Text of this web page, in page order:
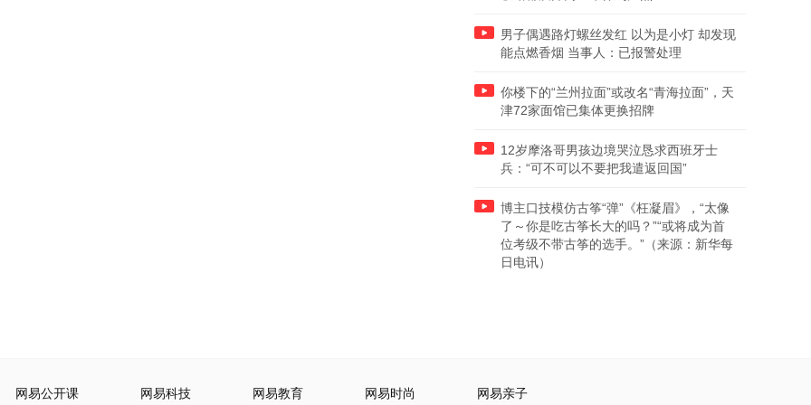
男子偶遇路灯螺丝发红 以为是小灯 却发现
能点燃香烟 当事人：已报警处理
你楼下的“兰州拉面”或改名“青海拉面”，天
津72家面馆已集体更换招牌
12岁摩洛哥男孩边境哭泣恳求西班牙士
兵：“可不可以不要把我遣返回国”
博主口技模仿古筝“弹”《枉凝眉》，“太像
了～你是吃古筝长大的吗？”“或将成为首
位考级不带古筝的选手。”（来源：新华每
日电讯）
网易公开课 网易科技 网易教育 网易时尚 网易亲子